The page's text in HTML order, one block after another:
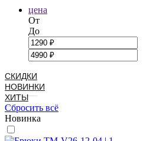
цена
От
До
СКИДКИ
НОВИНКИ
ХИТЫ
Сбросить всё
Новинка